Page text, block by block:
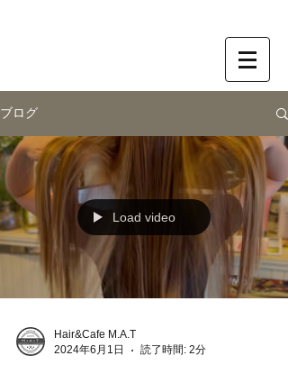
ブログ
Load video
Hair&Cafe M.A.T
2024年6月1日
読了時間: 2分